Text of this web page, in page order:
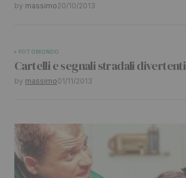
by massimo20/10/2013
FOTOMONDO
Cartelli e segnali stradali divertenti
by massimo01/11/2013